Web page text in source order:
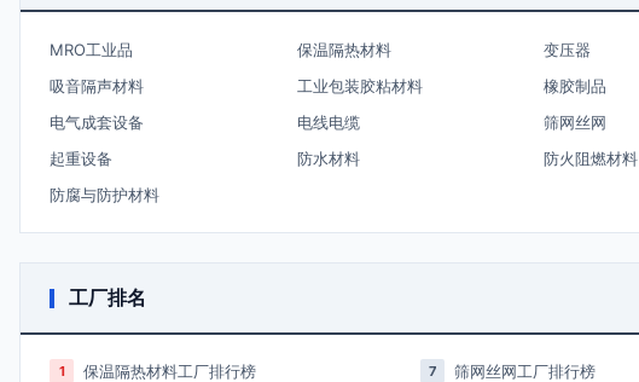
MRO工业品
吸音隔声材料
电气成套设备
起重设备
防腐与防护材料
保温隔热材料
工业包装胶粘材料
电线电缆
防水材料
变压器
橡胶制品
筛网丝网
防火阻燃材料
工厂排名
1 保温隔热材料工厂排行榜 7 筛网丝网工厂排行榜